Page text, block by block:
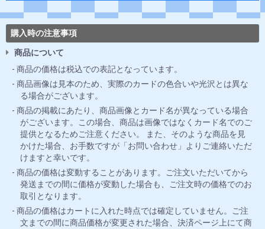
購入時の注意事項
商品について
商品の価格は税込での表記となっています。
商品画像は見本のため、実際のカードの色合いや光沢とは異な
る場合がございます。
商品の掲載にあたり、商品画像とカード名が異なっている場合
がございます。この場合、商品は画像ではなくカード名でのご
提供となるためご注意ください。 また、そのような商品を見
かけた場合、お手数ですが「お問い合わせ」よりご連絡いただ
けますと幸いです。
商品の価格は変動することがあります。ご注文いただいてから
発送までの間に価格が変動した場合も、ご注文時の価格でのお
取引となります。
商品の価格はカートに入れた時点では確定していません。ご注
文までの間に商品価格が変更された場合、決済ページ上にて商